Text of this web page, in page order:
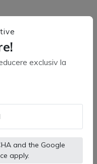
exclusiv la
and the Google
apply.